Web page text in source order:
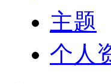
主题
个人